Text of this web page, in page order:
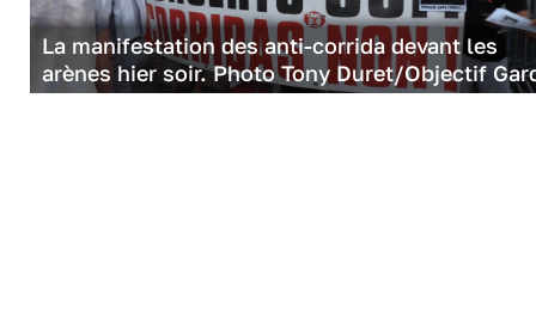
La manifestation des anti-corrida devant les
arènes hier soir. Photo Tony Duret/Objectif